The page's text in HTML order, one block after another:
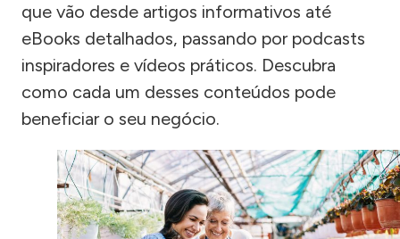
que vão desde artigos informativos até
eBooks detalhados, passando por podcasts
inspiradores e vídeos práticos. Descubra
como cada um desses conteúdos pode
beneficiar o seu negócio.